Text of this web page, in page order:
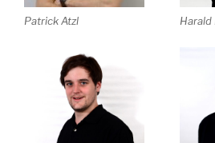
Patrick Atzl Harald